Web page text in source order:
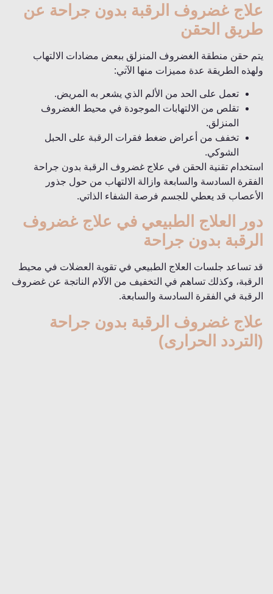
علاج غضروف الرقبة بدون جراحة عن
طريق الحقن
يتم حقن منطقة الغضروف المنزلق ببعض مضادات الالتهاب
ولهذه الطريقة عدة مميزات منها الآتي:
تعمل على الحد من الألم الذي يشعر به المريض.
تقلص من الالتهابات الموجودة في محيط الغضروف
المنزلق.
تخفف من أعراض ضغط فقرات الرقبة على الحبل
الشوكي.
استخدام تقنية الحقن في علاج غضروف الرقبة بدون جراحة
الفقرة السادسة والسابعة وازالة الالتهاب من حول جذور
الأعصاب قد يعطي للجسم فرصة الشفاء الذاتي.
دور العلاج الطبيعي في علاج غضروف
الرقبة بدون جراحة
قد تساعد جلسات العلاج الطبيعي في تقوية العضلات في محيط
الرقبة، وكذلك تساهم في التخفيف من الآلام الناتجة عن غضروف
الرقبة في الفقرة السادسة والسابعة.
علاج غضروف الرقبة بدون جراحة
(التردد الحرارى)